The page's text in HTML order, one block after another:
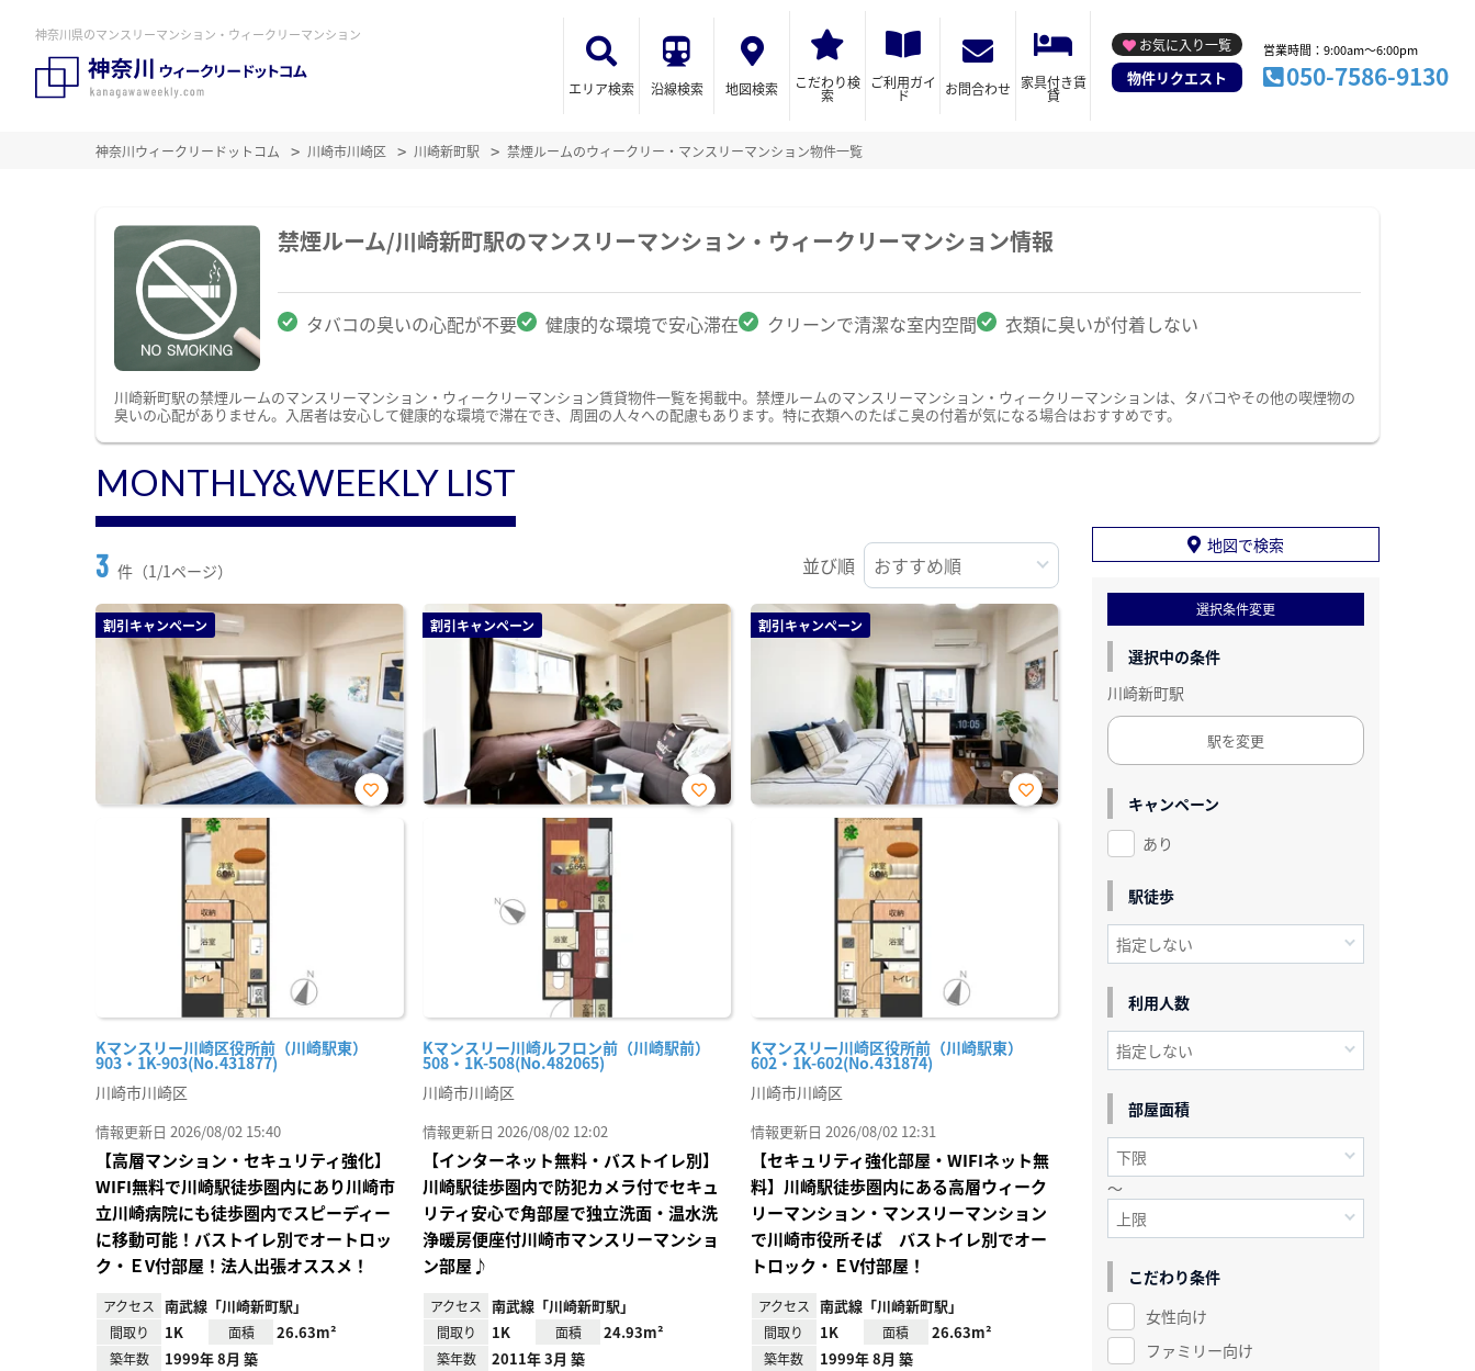
神奈川県のマンスリーマンション・ウィークリーマンション
エリア検索 沿線検索 地図検索 こだわり検
索
ご利用ガイ
ド お問合わせ 家具付き賃
貸
お気に入り一覧
物件リクエスト
営業時間：9:00am～6:00pm
050-7586-9130
神奈川ウィークリードットコム 川崎市川崎区 川崎新町駅 禁煙ルームのウィークリー・マンスリーマンション物件一覧
禁煙ルーム/川崎新町駅のマンスリーマンション・ウィークリーマンション情報
タバコの臭いの心配が不要 健康的な環境で安心滞在 クリーンで清潔な室内空間 衣類に臭いが付着しない
川崎新町駅の禁煙ルームのマンスリーマンション・ウィークリーマンション賃貸物件一覧を掲載中。禁煙ルームのマンスリーマンション・ウィークリーマンションは、タバコやその他の喫煙物の
臭いの心配がありません。入居者は安心して健康的な環境で滞在でき、周囲の人々への配慮もあります。特に衣類へのたばこ臭の付着が気になる場合はおすすめです。
MONTHLY&WEEKLY LIST
3 件（1/1ページ） 並び順
割引キャンペーン
Kマンスリー川崎区役所前（川崎駅東）
903・1K-903(No.431877)
お気
川崎市川崎区
情報更新日 2026/08/02 15:40
【高層マンション・セキュリティ強化】
WIFI無料で川崎駅徒歩圏内にあり川崎市
立川崎病院にも徒歩圏内でスピーディー
に移動可能！バストイレ別でオートロッ
ク・ＥV付部屋！法人出張オススメ！
アクセス 南武線「川崎新町駅」
間取り 1K 面積 26.63m²
築年数 1999年 8月 築
割引キャンペーン
Kマンスリー川崎ルフロン前（川崎駅前）
508・1K-508(No.482065)
お気
川崎市川崎区
情報更新日 2026/08/02 12:02
【インターネット無料・バストイレ別】
川崎駅徒歩圏内で防犯カメラ付でセキュ
リティ安心で角部屋で独立洗面・温水洗
浄暖房便座付川崎市マンスリーマンショ
ン部屋♪
アクセス 南武線「川崎新町駅」
間取り 1K 面積 24.93m²
築年数 2011年 3月 築
割引キャンペーン
Kマンスリー川崎区役所前（川崎駅東）
602・1K-602(No.431874)
お気
川崎市川崎区
情報更新日 2026/08/02 12:31
【セキュリティ強化部屋・WIFIネット無
料】川崎駅徒歩圏内にある高層ウィーク
リーマンション・マンスリーマンション
で川崎市役所そば バストイレ別でオー
トロック・ＥV付部屋！
アクセス 南武線「川崎新町駅」
間取り 1K 面積 26.63m²
築年数 1999年 8月 築
地図で検索
選択条件変更
選択中の条件
川崎新町駅
駅を変更
キャンペーン
あり
駅徒歩
利用人数
部屋面積
～
こだわり条件
女性向け
ファミリー向け